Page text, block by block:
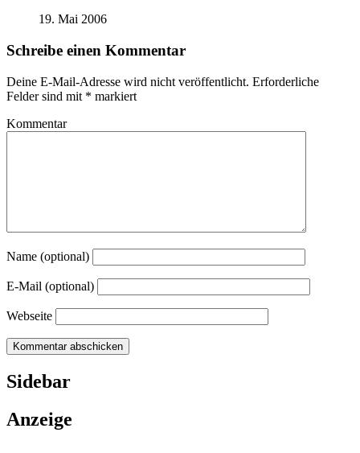
19. Mai 2006
Schreibe einen Kommentar
Deine E-Mail-Adresse wird nicht veröffentlicht. Erforderliche
Felder sind mit * markiert
Kommentar
Name (optional)
E-Mail (optional)
Webseite
Sidebar
Anzeige